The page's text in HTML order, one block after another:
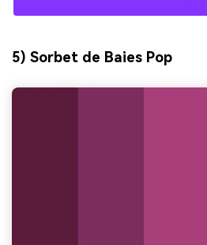
5) Sorbet de Baies Pop